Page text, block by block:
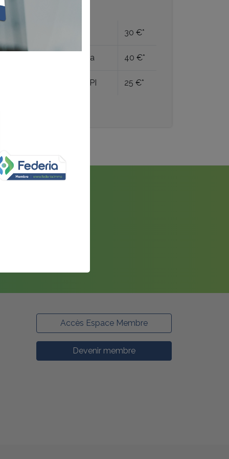
30 €*
Non-membres Federia 40 €*
Étudiants/stagiaires IPI 25 €*
Accès Espace Membre
Devenir membre